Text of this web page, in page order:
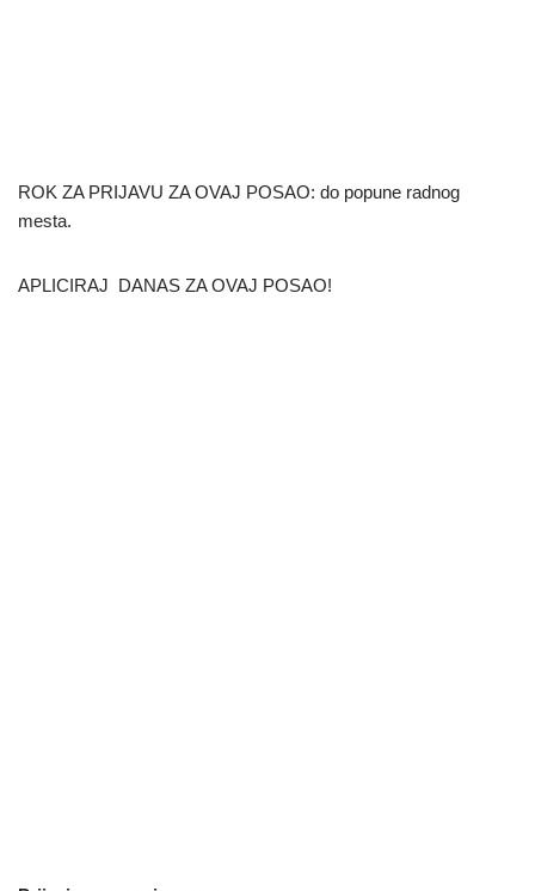
ROK ZA PRIJAVU ZA OVAJ POSAO: do popune radnog
mesta.
APLICIRAJ DANAS ZA OVAJ POSAO!